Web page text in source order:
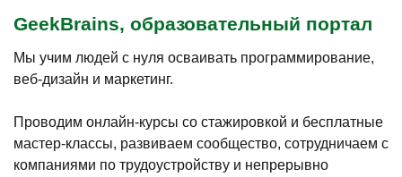
GeekBrains, образовательный портал
Мы учим людей с нуля осваивать программирование,
веб-дизайн и маркетинг.
Проводим онлайн-курсы со стажировкой и бесплатные
мастер-классы, развиваем сообщество, сотрудничаем с
компаниями по трудоустройству и непрерывно